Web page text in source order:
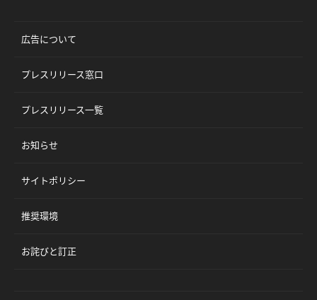
広告について
プレスリリース窓口
プレスリリース一覧
お知らせ
サイトポリシー
推奨環境
お詫びと訂正